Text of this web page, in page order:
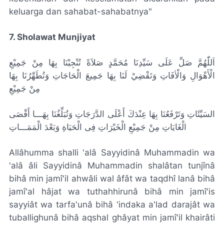
keluarga dan sahabat-sahabatnya"
7. Sholawat Munjiyat
اَللّٰهُمَّ صَلِّ عَلَى سَيِّدِنَا مُحَمَّدٍ صَلاَةً تُنْجِيْنَا بِهَا مِنْ جَمِيْعِ
الْأَهْوَالِ وَالْاٰفَاتِ وَتَقْضِيْ لَنَا بِهَا جَمِيعَ الْحَاجَاتِ وَتُطَهِّرُنَا بِهَا
مِنْ جَمِيْعِ
السَيِّئَاتِ وَتَرْفَعُنَا بِهَا عِنْدَكَ أَعْلَى الدَّرَجَاتِ وَتُبَلِّغُنَا بِهَـــا أَقْصَى
الْغَايَاتِ مِنْ جَمِيْعِ الْخَيْرَاتِ فِى الْحَيَاةِ وَبَعْدَ الْمَمَـــاتِ
Allâhumma shalli 'alâ Sayyidinâ Muhammadin wa
'alâ âli Sayyidinâ Muhammadin shalâtan tunjînâ
bihâ min jamî'il ahwâli wal âfât wa taqdhî lanâ bihâ
jamî'al hâjat wa tuthahhirunâ bihâ min jamî'is
sayyiât wa tarfa'unâ bihâ 'indaka a'lad darajât wa
tuballighunâ bihâ aqshal ghâyat min jamî'il khairâti